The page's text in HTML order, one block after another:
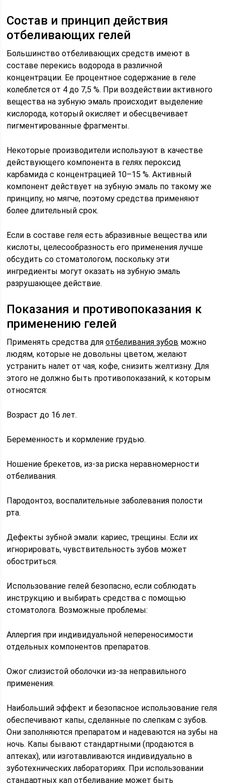
Состав и принцип действия
отбеливающих гелей
Большинство отбеливающих средств имеют в
составе перекись водорода в различной
концентрации. Ее процентное содержание в геле
колеблется от 4 до 7,5 %. При воздействии активного
вещества на зубную эмаль происходит выделение
кислорода, который окисляет и обесцвечивает
пигментированные фрагменты.
Некоторые производители используют в качестве
действующего компонента в гелях пероксид
карбамида с концентрацией 10–15 %. Активный
компонент действует на зубную эмаль по такому же
принципу, но мягче, поэтому средства применяют
более длительный срок.
Если в составе геля есть абразивные вещества или
кислоты, целесообразность его применения лучше
обсудить со стоматологом, поскольку эти
ингредиенты могут оказать на зубную эмаль
разрушающее действие.
Показания и противопоказания к
применению гелей
Применять средства дляотбеливания зубов можно
людям, которые не довольны цветом, желают
устранить налет от чая, кофе, снизить желтизну. Для
этого не должно быть противопоказаний, к которым
относятся:
Возраст до 16 лет.
Беременность и кормление грудью.
Ношение брекетов, из-за риска неравномерности
отбеливания.
Пародонтоз, воспалительные заболевания полости
рта.
Дефекты зубной эмали: кариес, трещины. Если их
игнорировать, чувствительность зубов может
обостриться.
Использование гелей безопасно, если соблюдать
инструкцию и выбирать средства с помощью
стоматолога. Возможные проблемы:
Аллергия при индивидуальной непереносимости
отдельных компонентов препаратов.
Ожог слизистой оболочки из-за неправильного
применения.
Наибольший эффект и безопасное использование геля
обеспечивают капы, сделанные по слепкам с зубов.
Они заполняются препаратом и надеваются на зубы на
ночь. Капы бывают стандартными (продаются в
аптеках), или изготавливаются индивидуально в
зуботехнических лабораториях. При использовании
стандартных кап отбеливание может быть